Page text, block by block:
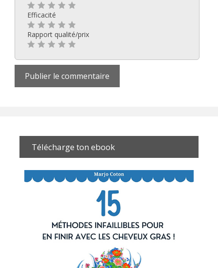
Efficacité
Rapport qualité/prix
Télécharge ton ebook